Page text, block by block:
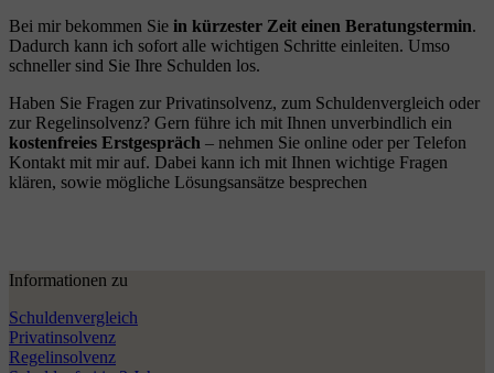
Bei mir bekommen Sie in kürzester Zeit einen Beratungstermin.
Dadurch kann ich sofort alle wichtigen Schritte einleiten. Umso
schneller sind Sie Ihre Schulden los.
Haben Sie Fragen zur Privatinsolvenz, zum Schuldenvergleich oder
zur Regelinsolvenz? Gern führe ich mit Ihnen unverbindlich ein
kostenfreies Erstgespräch – nehmen Sie online oder per Telefon
Kontakt mit mir auf. Dabei kann ich mit Ihnen wichtige Fragen
klären, sowie mögliche Lösungsansätze besprechen
Informationen zu
Schuldenvergleich
Privatinsolvenz
Regelinsolvenz